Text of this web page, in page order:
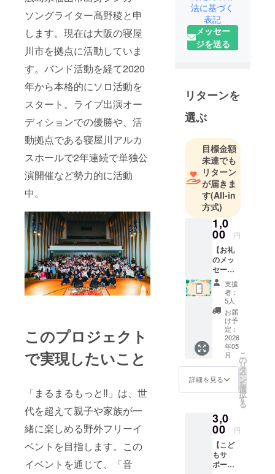
ソングライター髙野稜と申
します。現在は大阪の寝屋
川市を拠点に活動していま
す。バンド活動を経て2020
年から本格的にソロ活動を
スタート。ライブ出演オー
ディションでの優勝や、活
動拠点である寝屋川アルカ
スホールで2年連続で単独公
演開催など勢力的に活動
中。
このプロジェクト
で実現したいこと
「まるまるもっと‼︎」は、世
代を超えて親子や家族が一
緒に楽しめる野外フリーイ
ベントを目指します。この
イベントを通じて、「音
ングライ
ター。
普段は会社
員をしなが
ンマンを毎
年開催した
り、隔月で
イブなど勢
力的に活
動。ライブ
オーディ
ションで優
勝するなど
着実に実績
を重ねてい
法に基づく
表記
メッセー
ジを送る
リターンを
選ぶ
目標金額
未達でも
リターン
が届きま
す(All-in
方式)
1,0
00 円
【お礼
のメッ
セー
ジ】 ご
支援に
感謝の
気持ち
を込め
て、
Thanks
メッ
セージ
ムー
ビーを
お送り
しま
【リ
ター
ン】 当
日まで
にご記
入の
支援
者：
5人
お届
け予
定：
2026
年05
月
詳細を見る
こ
の
リ
タ
ー
ン
を
選
択
す
る
3,0
00 円
【こど
もサ
ポー